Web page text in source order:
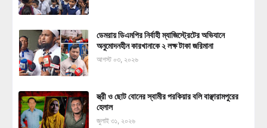
ডেমরায় ডিএমপির নির্বাহী ম্যাজিস্ট্রেটের অভিযানে
অনুমোদনহীন কারখানাকে ২ লক্ষ টাকা জরিমানা
আগস্ট ০৩, ২০২৬
স্ত্রী ও ছোট বোনের স্বামীর পরকিয়ার বলি বাঞ্ছারামপুরের
হেলাল
জুলাই ৩১, ২০২৬